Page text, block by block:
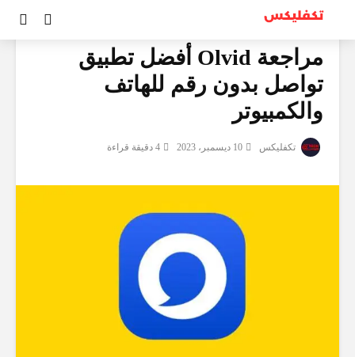
مراجعات
مراجعة Olvid أفضل تطبيق
تواصل بدون رقم للهاتف
والكمبيوتر
تكفليكس 10 ديسمبر، 2023 4 دقيقة قراءة